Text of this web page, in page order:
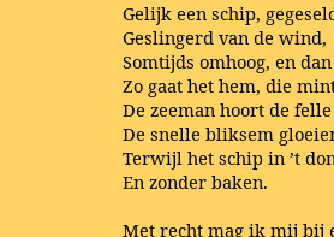
Gelijk een schip,
Geslingerd van de wind,
Somtijds omhoog, en
Zo gaat het hem, die
De zeeman hoort de
De snelle bliksem
Terwijl het schip in ’t
En zonder baken.
Met recht mag ik mij bij